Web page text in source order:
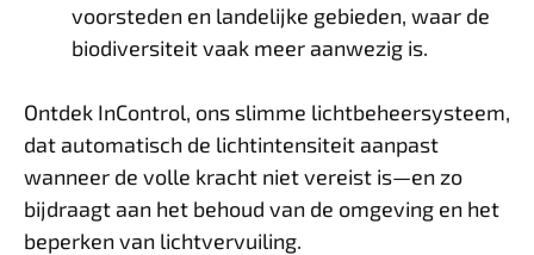
voorsteden en landelijke gebieden, waar de
biodiversiteit vaak meer aanwezig is.
Ontdek InControl, ons slimme lichtbeheersysteem,
dat automatisch de lichtintensiteit aanpast
wanneer de volle kracht niet vereist is—en zo
bijdraagt aan het behoud van de omgeving en het
beperken van lichtvervuiling.